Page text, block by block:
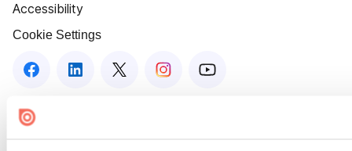
Accessibility
Cookie Settings